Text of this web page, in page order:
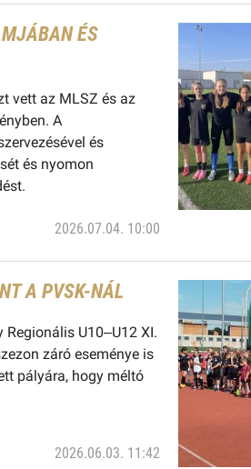
ÉS
vett az MLSZ és az
A
és
és nyomon
2026.07.04. 10:00
A PVSK-NÁL
U10–U12 XI.
záró eseménye is
pályára, hogy méltó
2026.06.03. 11:42